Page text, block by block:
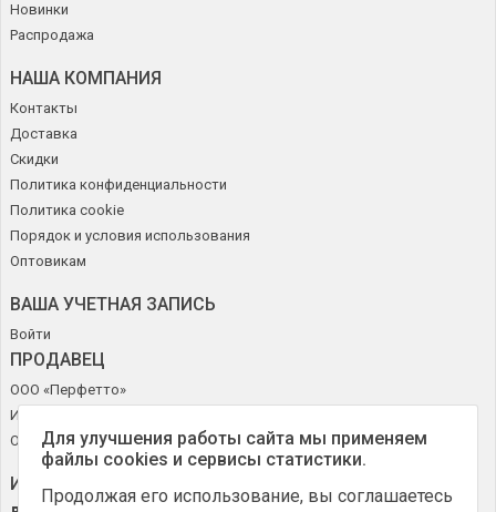
Новинки
Распродажа
НАША КОМПАНИЯ
Контакты
Доставка
Скидки
Политика конфиденциальности
Политика cookie
Порядок и условия использования
Оптовикам
ВАША УЧЕТНАЯ ЗАПИСЬ
Войти
ПРОДАВЕЦ
ООО «Перфетто»
ИНН 50272644715
ОГРН 1185027010630
ИНФОРМАЦИЯ О МАГАЗИНЕ
Для улучшения работы сайта мы применяем
файлы cookies и сервисы статистики.
Продолжая его использование, вы соглашаетесь